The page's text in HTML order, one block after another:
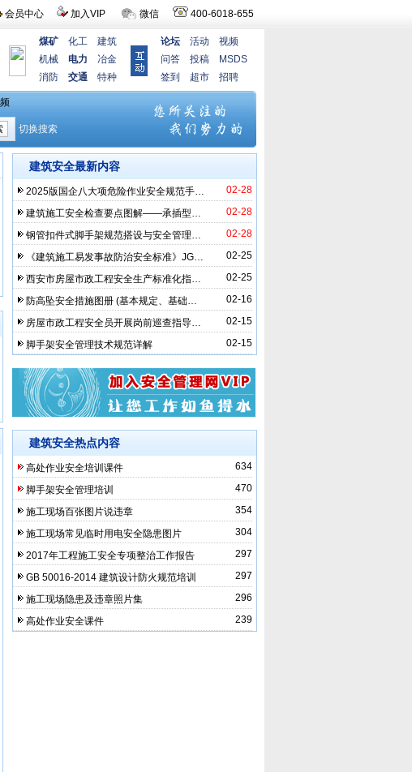
会员中心 加入VIP 微信 400-6018-655
煤矿 化工
建筑
机械
电力
冶金
消防
交通 特种
论坛 活动
视频
问答
投稿
MSDS
签到
超市 招聘
建筑安全最新内容
02-28
2025版国企八大项危险作业安全规范手…
02-28
建筑施工安全检查要点图解——承插型…
02-28
钢管扣件式脚手架规范搭设与安全管理…
02-25
《建筑施工易发事故防治安全标准》JG…
02-25
西安市房屋市政工程安全生产标准化指…
02-16
防高坠安全措施图册 (基本规定、基础…
02-15
房屋市政工程安全员开展岗前巡查指导…
02-15
脚手架安全管理技术规范详解
建筑安全热点内容
634
高处作业安全培训课件
470
脚手架安全管理培训
354
施工现场百张图片说违章
304
施工现场常见临时用电安全隐患图片
297
2017年工程施工安全专项整治工作报告
297
GB 50016-2014 建筑设计防火规范培训
296
施工现场隐患及违章照片集
239
高处作业安全课件